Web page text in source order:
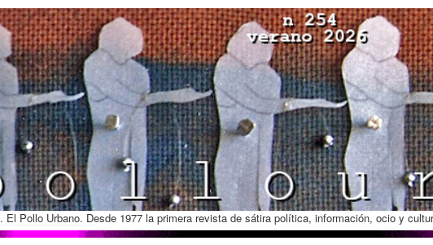
. El Pollo Urbano. Desde 1977 la primera revista de sátira política, información, ocio y